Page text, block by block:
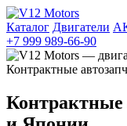
Каталог Двигатели
+7 999 989-66-90
Контрактные